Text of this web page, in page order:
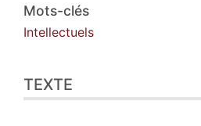
Illustrations
Citer cet article
Mots-clés
Intellectuels
TEXTE